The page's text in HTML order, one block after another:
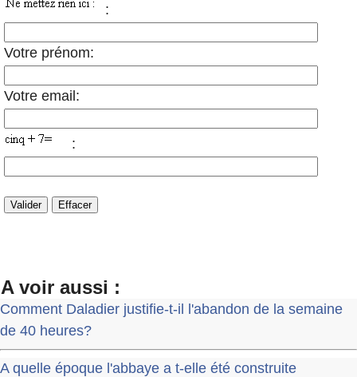
:
Votre prénom:
Votre email:
:
A voir aussi :
Comment Daladier justifie-t-il l'abandon de la semaine
de 40 heures?
A quelle époque l'abbaye a t-elle été construite